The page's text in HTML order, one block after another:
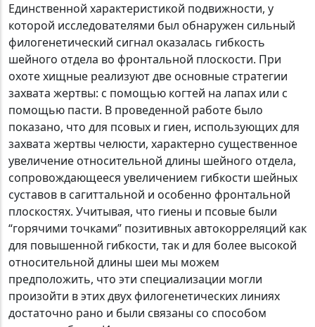
Единственной характеристикой подвижности, у
которой исследователями был обнаружен сильный
филогенетический сигнал оказалась гибкость
шейного отдела во фронтальной плоскости. При
охоте хищные реализуют две основные стратегии
захвата жертвы: с помощью когтей на лапах или с
помощью пасти. В проведенной работе было
показано, что для псовых и гиен, использующих для
захвата жертвы челюсти, характерно существенное
увеличение относительной длины шейного отдела,
сопровождающееся увеличением гибкости шейных
суставов в сагиттальной и особенно фронтальной
плоскостях. Учитывая, что гиены и псовые были
“горячими точками” позитивных автокорреляций как
для повышенной гибкости, так и для более высокой
относительной длины шеи мы можем
предположить, что эти специализации могли
произойти в этих двух филогенетических линиях
достаточно рано и были связаны со способом